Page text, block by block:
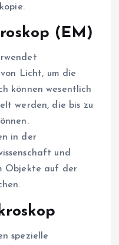
(EM)
Licht, um die
können wesentlich
werden, die bis zu
in der
und
Objekte auf der
spezielle